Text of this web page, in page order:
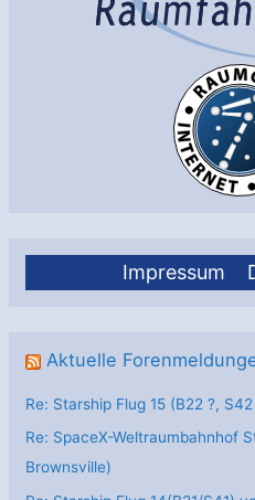
Impressum
Aktuelle
Re: Starship Flug 15 (B22 ?, S42
Re: SpaceX-Weltraumbahnhof
Brownsville)